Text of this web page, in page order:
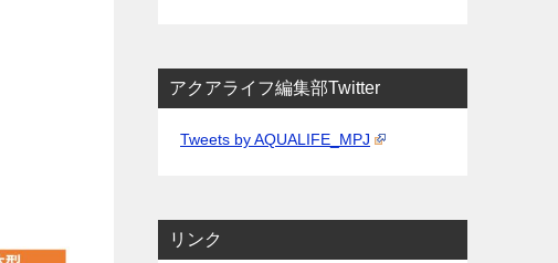
アクアライフ編集部Twitter
Tweets by AQUALIFE_MPJ
リンク